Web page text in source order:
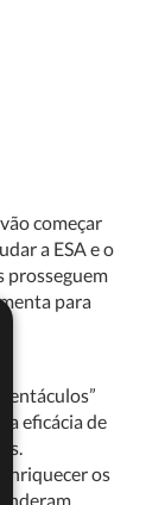
começar
a ESA e o
prosseguem
para
eficácia de
os